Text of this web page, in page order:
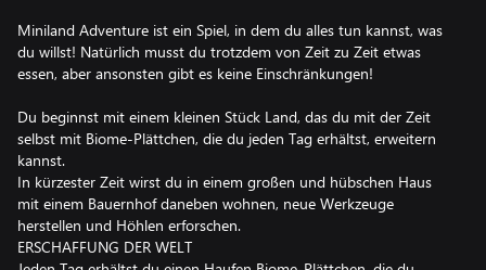
Miniland Adventure ist ein Spiel, in dem du alles tun kannst, was
du willst! Natürlich musst du trotzdem von Zeit zu Zeit etwas
essen, aber ansonsten gibt es keine Einschränkungen!
Du beginnst mit einem kleinen Stück Land, das du mit der Zeit
selbst mit Biome-Plättchen, die du jeden Tag erhältst, erweitern
kannst.
In kürzester Zeit wirst du in einem großen und hübschen Haus
mit einem Bauernhof daneben wohnen, neue Werkzeuge
herstellen und Höhlen erforschen.
ERSCHAFFUNG DER WELT